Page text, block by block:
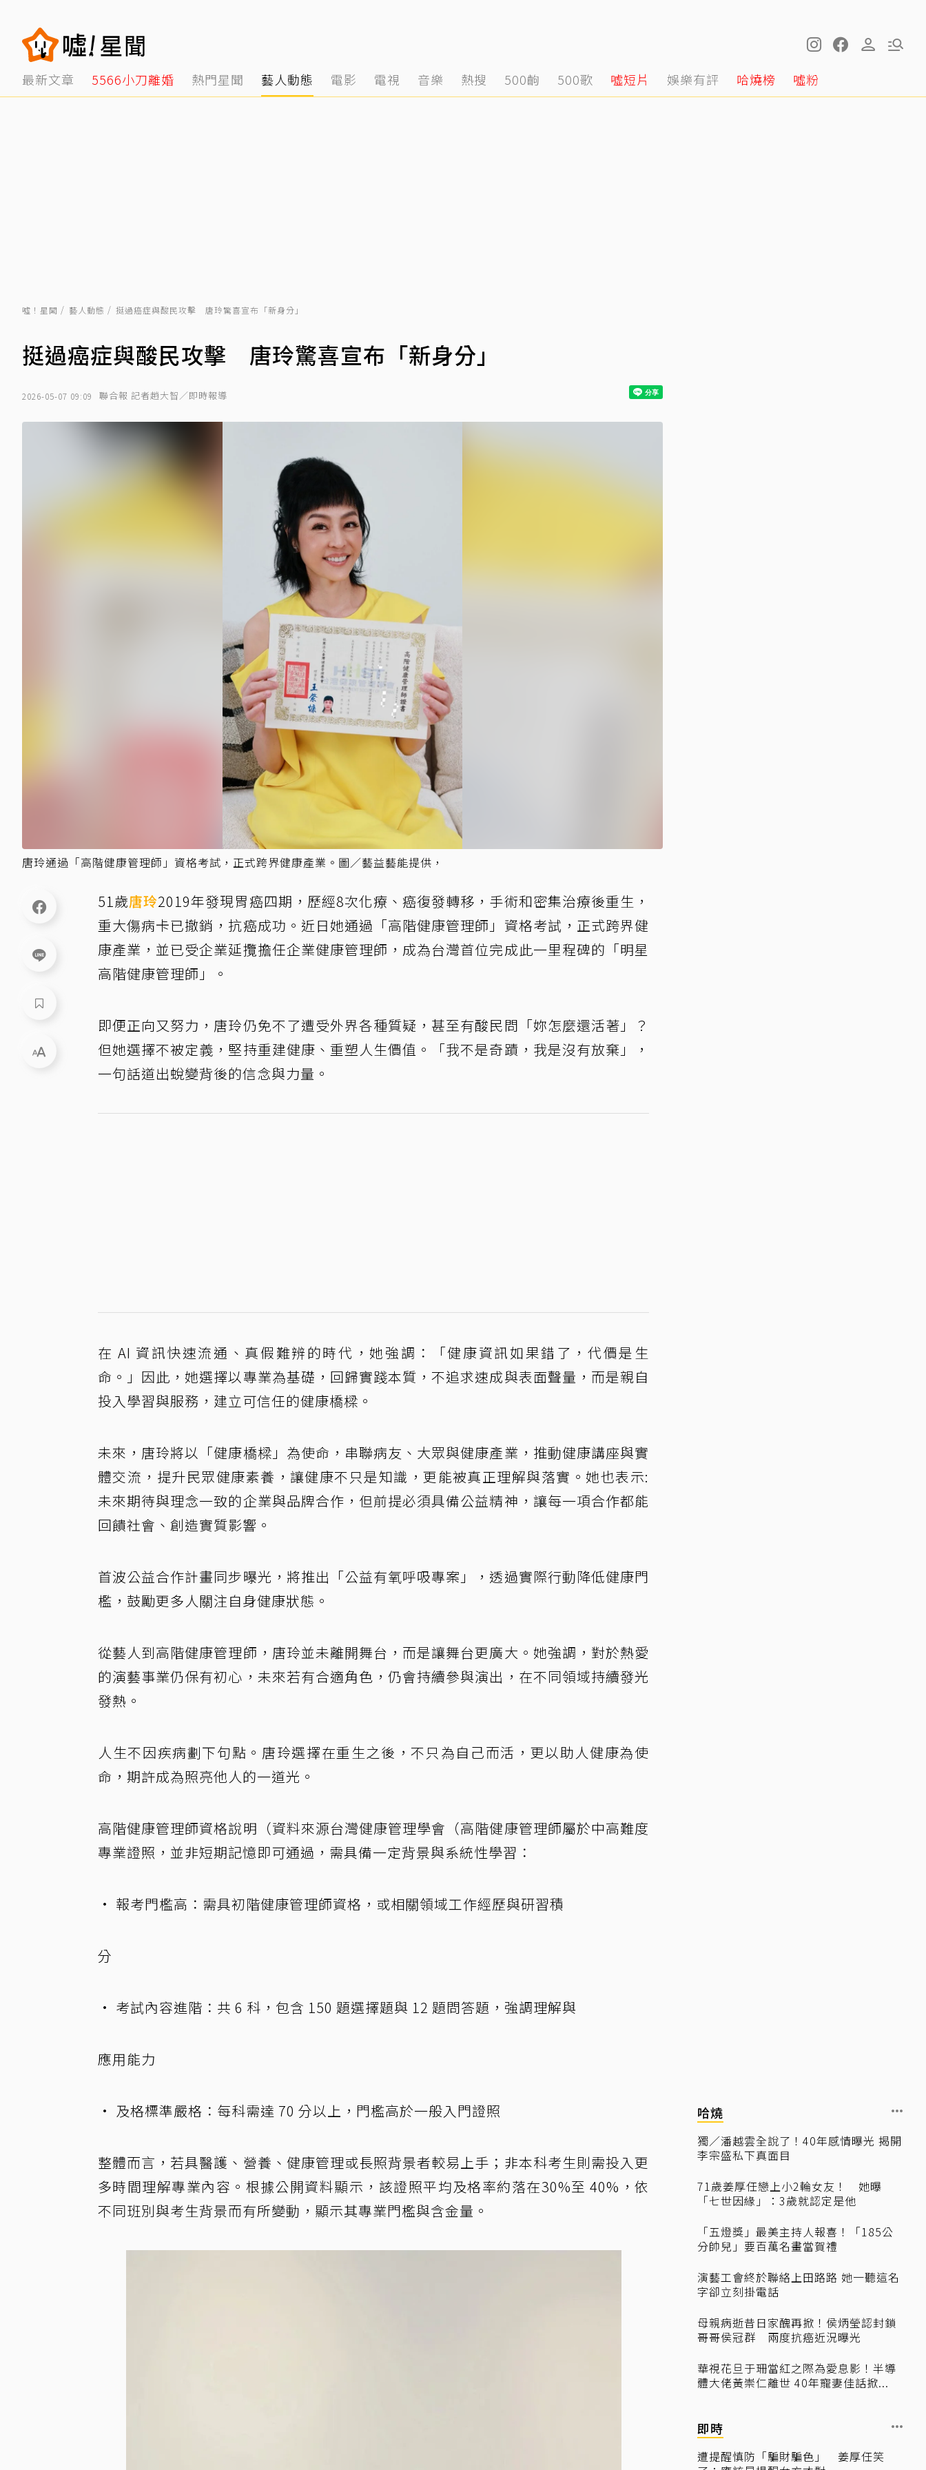
最新文章 5566小刀離婚 熱門星聞 藝人動態 電影 電視 音樂 熱搜 500齣 500歌 噓短片 娛樂有評 哈燒榜 噓粉
噓！星聞 藝人動態 挺過癌症與酸民攻擊 唐玲驚喜宣布「新身分」
挺過癌症與酸民攻擊 唐玲驚喜宣布「新身分」
2026-05-07 09:09 聯合報 記者趙大智／即時報導
唐玲通過「高階健康管理師」資格考試，正式跨界健康產業。圖／藝益藝能提供，
51歲唐玲2019年發現胃癌四期，歷經8次化療、癌復發轉移，手術和密集治療後重生，
重大傷病卡已撤銷，抗癌成功。近日她通過「高階健康管理師」資格考試，正式跨界健
康產業，並已受企業延攬擔任企業健康管理師，成為台灣首位完成此一里程碑的「明星
高階健康管理師」。
即便正向又努力，唐玲仍免不了遭受外界各種質疑，甚至有酸民問「妳怎麼還活著」？
但她選擇不被定義，堅持重建健康、重塑人生價值。「我不是奇蹟，我是沒有放棄」，
一句話道出蛻變背後的信念與力量。
在 AI 資訊快速流通、真假難辨的時代，她強調：「健康資訊如果錯了，代價是生
命。」因此，她選擇以專業為基礎，回歸實踐本質，不追求速成與表面聲量，而是親自
投入學習與服務，建立可信任的健康橋樑。
未來，唐玲將以「健康橋樑」為使命，串聯病友、大眾與健康產業，推動健康講座與實
體交流，提升民眾健康素養，讓健康不只是知識，更能被真正理解與落實。她也表示:
未來期待與理念一致的企業與品牌合作，但前提必須具備公益精神，讓每一項合作都能
回饋社會、創造實質影響。
首波公益合作計畫同步曝光，將推出「公益有氧呼吸專案」，透過實際行動降低健康門
檻，鼓勵更多人關注自身健康狀態。
從藝人到高階健康管理師，唐玲並未離開舞台，而是讓舞台更廣大。她強調，對於熱愛
的演藝事業仍保有初心，未來若有合適角色，仍會持續參與演出，在不同領域持續發光
發熱。
人生不因疾病劃下句點。唐玲選擇在重生之後，不只為自己而活，更以助人健康為使
命，期許成為照亮他人的一道光。
高階健康管理師資格說明（資料來源台灣健康管理學會（高階健康管理師屬於中高難度
專業證照，並非短期記憶即可通過，需具備一定背景與系統性學習：
• 報考門檻高：需具初階健康管理師資格，或相關領域工作經歷與研習積
分
• 考試內容進階：共 6 科，包含 150 題選擇題與 12 題問答題，強調理解與
應用能力
• 及格標準嚴格：每科需達 70 分以上，門檻高於一般入門證照
整體而言，若具醫護、營養、健康管理或長照背景者較易上手；非本科考生則需投入更
多時間理解專業內容。根據公開資料顯示，該證照平均及格率約落在30%至 40%，依
不同班別與考生背景而有所變動，顯示其專業門檻與含金量。
哈燒
獨／潘越雲全說了！40年感情曝光 揭開
李宗盛私下真面目
71歲姜厚任戀上小2輪女友！ 她曝
「七世因緣」：3歲就認定是他
「五燈獎」最美主持人報喜！「185公
分帥兒」要百萬名畫當賀禮
演藝工會終於聯絡上田路路 她一聽這名
字卻立刻掛電話
母親病逝昔日家醜再掀！侯炳瑩認封鎖
哥哥侯冠群 兩度抗癌近況曝光
華視花旦于珊當紅之際為愛息影！半導
體大佬黃崇仁離世 40年寵妻佳話掀...
即時
遭提醒慎防「騙財騙色」 姜厚任笑